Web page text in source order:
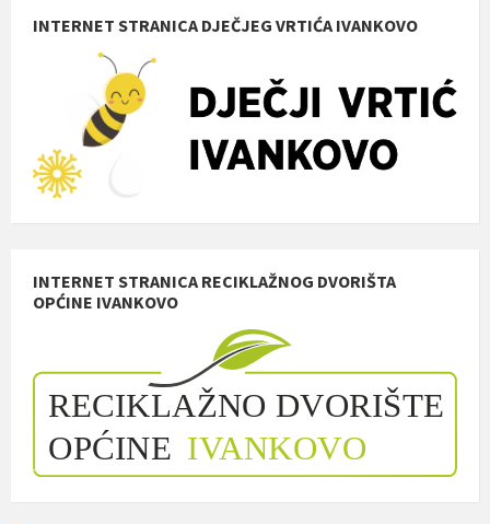
INTERNET STRANICA DJEČJEG VRTIĆA IVANKOVO
INTERNET STRANICA RECIKLAŽNOG DVORIŠTA
OPĆINE IVANKOVO